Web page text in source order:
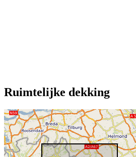
Ruimtelijke dekking